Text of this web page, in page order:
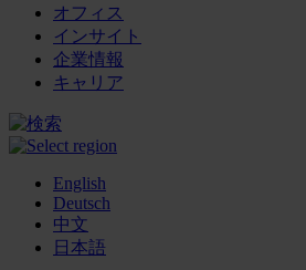
オフィス
インサイト
企業情報
キャリア
English
Deutsch
中文
日本語